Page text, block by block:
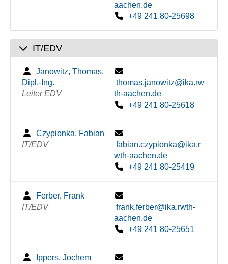
aachen.de
+49 241 80-25698
IT/EDV
Janowitz, Thomas,
Dipl.-Ing.
Leiter EDV
thomas.janowitz@ika.rw
th-aachen.de
+49 241 80-25618
Czypionka, Fabian
IT/EDV
fabian.czypionka@ika.r
wth-aachen.de
+49 241 80-25419
Ferber, Frank
IT/EDV
frank.ferber@ika.rwth-
aachen.de
+49 241 80-25651
Ippers, Jochem